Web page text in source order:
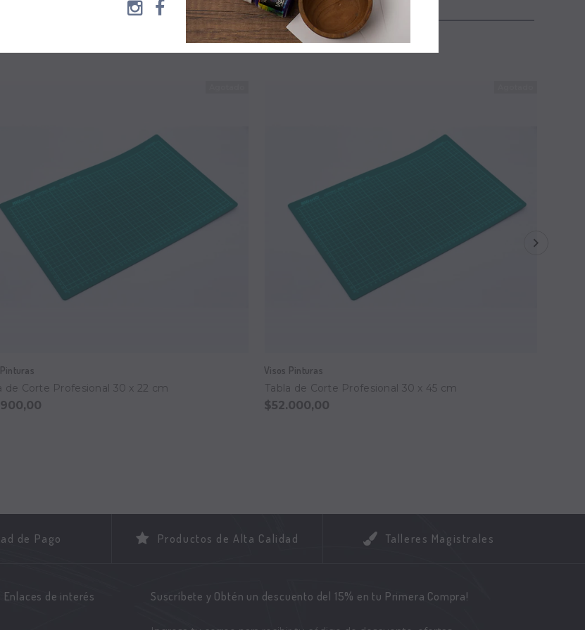
de Corte Profesional 30 x 22 cm
Visos Pinturas
Tabla de Corte Profesional 30 x 45 cm
$52.000,00
de Pago Productos de Alta Calidad Talleres Magistrales
Enlaces de interés Suscríbete y Obtén un descuento del 15% en tu Primera Compra!